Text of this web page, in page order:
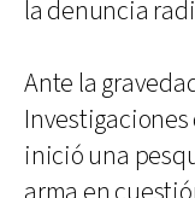
la denuncia
Ante la
inició una